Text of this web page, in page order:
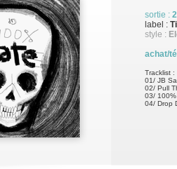
sortie :
label :
style :
achat/
Tracklist :
01/ JB
02/ Pull
03/ 100%
04/ Drop